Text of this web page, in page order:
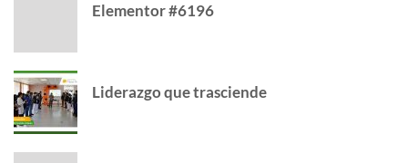
Elementor #6196
Liderazgo que trasciende